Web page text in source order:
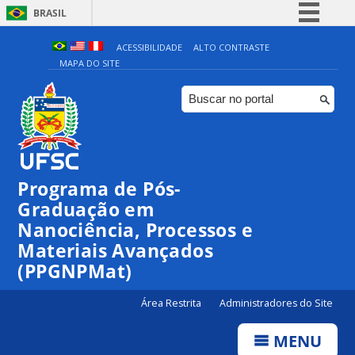
BRASIL
Simplifique!
Comunica BR
Participe
ACESSIBILIDADE
ALTO CONTRASTE
MAPA DO SITE
Programa de Pós-
Graduação em
Nanociência, Processos e
Materiais Avançados
(PPGNPMat)
Área Restrita Administradores do Site
MENU
01:00